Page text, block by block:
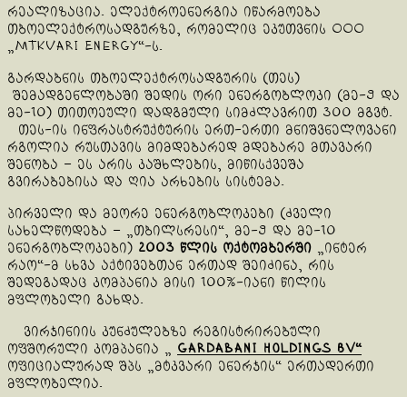
რეალიზაცია. ელექტროენერგია იწარმოება
თბოელექტროსადგურზე, რომელიც ეკუთვნის ООО
„Mtkvari Energy“-ს.
გარდაბნის თბოელექტროსადგურის (თეს)
შემადგენლობაში შედის ორი ენერგობლოკი (მე-9 და
მე-10) თითოეული დადგმული სიმძლავრით 300 მგვტ.
თეს-ის ინფრასტრუქტურის ერთ-ერთი მნიშვნელოვანი
რგოლია რუსთავის მიმდებარედ მდებარე მთავარი
შენობა – ეს არის კაშხლების, მიწისქვეშა
გვირაბებისა და ღია არხების სისტემა.
პირველი და მეორე ენერგობლოკები (ძველი
სახელწოდება – „თბილსრესი“, მე-9 და მე-10
ენერგობლოკები) 2003 წლის ოქტომბერში „ინტერ
რაო“-მ სხვა აქტივებთან ერთად შეიძინა, რის
შედეგადაც კომპანია მისი 100%-იანი წილის
მფლობელი გახდა.
ვირჯინიის კუნძულებზე რეგისტრირებული
ოფშორული კომპანია „ Gardabani Holdings BV“
ოფიციალურად შპს „მტკვარი ენერჯის“ ერთადერთი
მფლობელია.